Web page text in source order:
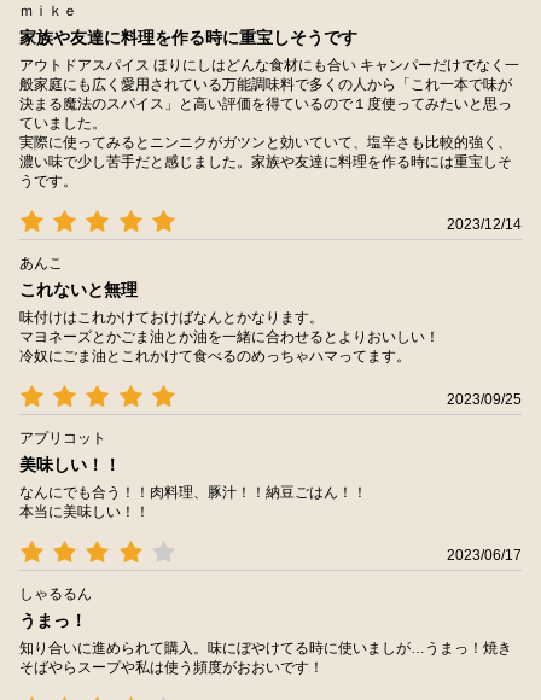
ｍｉｋｅ
家族や友達に料理を作る時に重宝しそうです
アウトドアスパイス ほりにしはどんな食材にも合い キャンパーだけでなく一
般家庭にも広く愛用されている万能調味料で多くの人から「これ一本で味が
決まる魔法のスパイス」と高い評価を得ているので１度使ってみたいと思っ
ていました。
実際に使ってみるとニンニクがガツンと効いていて、塩辛さも比較的強く、
濃い味で少し苦手だと感じました。家族や友達に料理を作る時には重宝しそ
うです。
2023/12/14
あんこ
これないと無理
味付けはこれかけておけばなんとかなります。
マヨネーズとかごま油とか油を一緒に合わせるとよりおいしい！
冷奴にごま油とこれかけて食べるのめっちゃハマってます。
2023/09/25
アプリコット
美味しい！！
なんにでも合う！！肉料理、豚汁！！納豆ごはん！！
本当に美味しい！！
2023/06/17
しゃるるん
うまっ！
知り合いに進められて購入。味にぼやけてる時に使いましが…うまっ！焼き
そばやらスープや私は使う頻度がおおいです！